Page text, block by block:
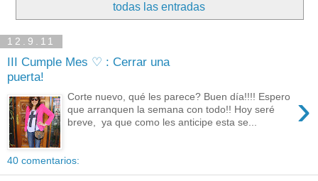
todas las entradas
12.9.11
III Cumple Mes ♡ : Cerrar una
puerta!
›
Corte nuevo, qué les parece? Buen día!!!! Espero
que arranquen la semana con todo!! Hoy seré
breve, ya que como les anticipe esta se...
40 comentarios: